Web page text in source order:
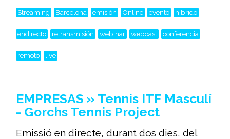
Streaming Barcelona emisión Online evento hibrido
endirecto retransmisión webinar webcast conferencia
remoto live
EMPRESAS » Tennis ITF Masculí
- Gorchs Tennis Project
Emissió en directe, durant dos dies, del